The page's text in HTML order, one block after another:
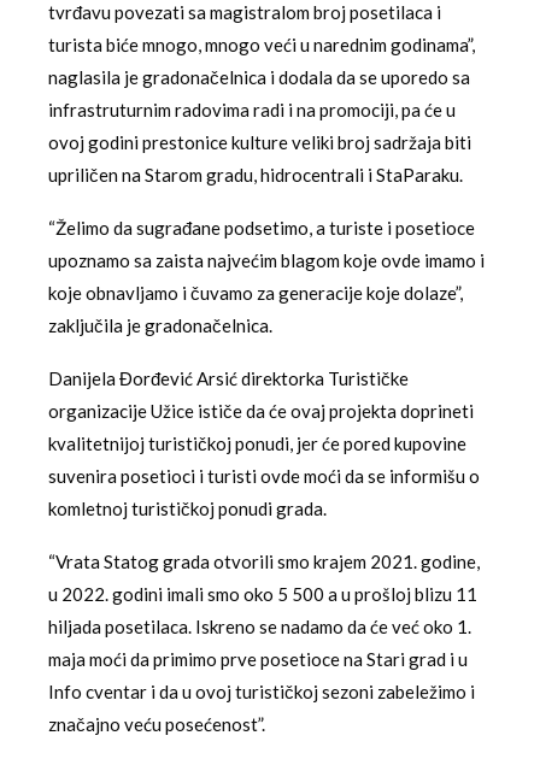
tvrđavu povezati sa magistralom broj posetilaca i
turista biće mnogo, mnogo veći u narednim godinama”,
naglasila je gradonačelnica i dodala da se uporedo sa
infrastruturnim radovima radi i na promociji, pa će u
ovoj godini prestonice kulture veliki broj sadržaja biti
upriličen na Starom gradu, hidrocentrali i StaParaku.
“Želimo da sugrađane podsetimo, a turiste i posetioce
upoznamo sa zaista najvećim blagom koje ovde imamo i
koje obnavljamo i čuvamo za generacije koje dolaze”,
zaključila je gradonačelnica.
Danijela Đorđević Arsić direktorka Turističke
organizacije Užice ističe da će ovaj projekta doprineti
kvalitetnijoj turističkoj ponudi, jer će pored kupovine
suvenira posetioci i turisti ovde moći da se informišu o
komletnoj turističkoj ponudi grada.
“Vrata Statog grada otvorili smo krajem 2021. godine,
u 2022. godini imali smo oko 5 500 a u prošloj blizu 11
hiljada posetilaca. Iskreno se nadamo da će već oko 1.
maja moći da primimo prve posetioce na Stari grad i u
Info cventar i da u ovoj turističkoj sezoni zabeležimo i
značajno veću posećenost”.